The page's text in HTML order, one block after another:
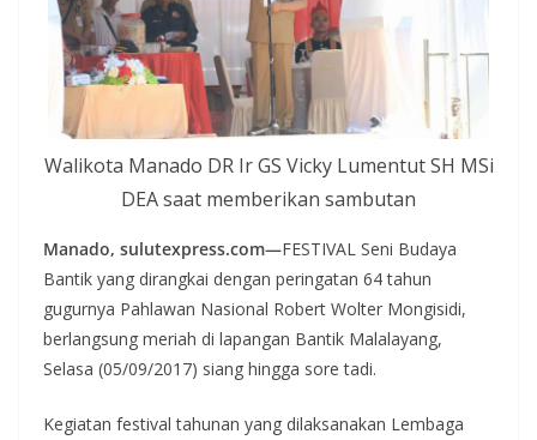
Walikota Manado DR Ir GS Vicky Lumentut SH MSi
DEA saat memberikan sambutan
Manado, sulutexpress.com—FESTIVAL Seni Budaya
Bantik yang dirangkai dengan peringatan 64 tahun
gugurnya Pahlawan Nasional Robert Wolter Mongisidi,
berlangsung meriah di lapangan Bantik Malalayang,
Selasa (05/09/2017) siang hingga sore tadi.
Kegiatan festival tahunan yang dilaksanakan Lembaga